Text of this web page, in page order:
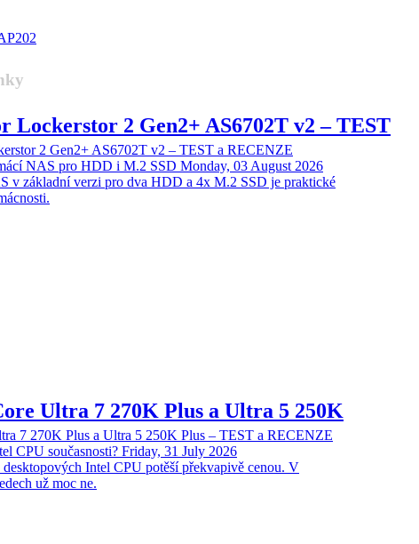
Lockerstor 2 Gen2+ AS6702T v2 – TEST
2 Gen2+ AS6702T v2 – TEST a RECENZE
NAS pro HDD i M.2 SSD Monday, 03 August 2026
v základní verzi pro dva HDD a 4x M.2 SSD je praktické
Ultra 7 270K Plus a Ultra 5 250K
7 270K Plus a Ultra 5 250K Plus – TEST a RECENZE
CPU současnosti? Friday, 31 July 2026
Intel CPU potěší překvapivě cenou. V
už moc ne.